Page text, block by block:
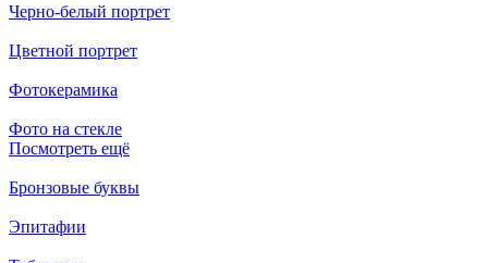
Черно-белый портрет
Цветной портрет
Фотокерамика
Фото на стекле
Посмотреть ещё
Бронзовые буквы
Эпитафии